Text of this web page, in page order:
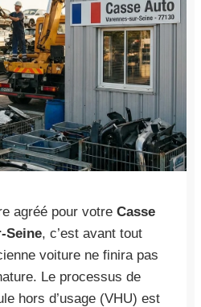
agréé pour votre Casse
Seine, c’est avant tout
voiture ne finira pas
Le processus de
hors d’usage (VHU) est